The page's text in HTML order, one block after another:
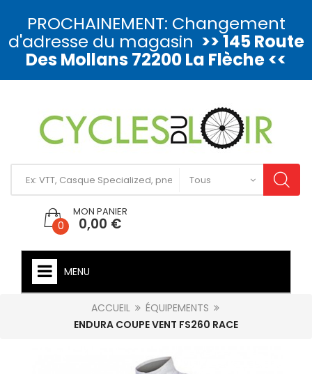
PROCHAINEMENT: Changement
d'adresse du magasin >> 145 Route
Des Mollans 72200 La Flèche <<
0
MON PANIER
0,00 €
MENU
ACCUEIL
ÉQUIPEMENTS
ENDURA COUPE VENT FS260 RACE